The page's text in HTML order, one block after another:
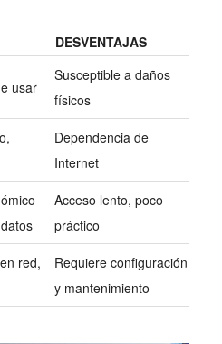
DESVENTAJAS
usar
Susceptible a daños
físicos
Dependencia de
Internet
Acceso lento, poco
práctico
red,
Requiere configuración
y mantenimiento